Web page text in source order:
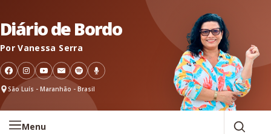
Diário de Bordo
Por Vanessa Serra
São Luís - Maranhão - Brasil
Menu